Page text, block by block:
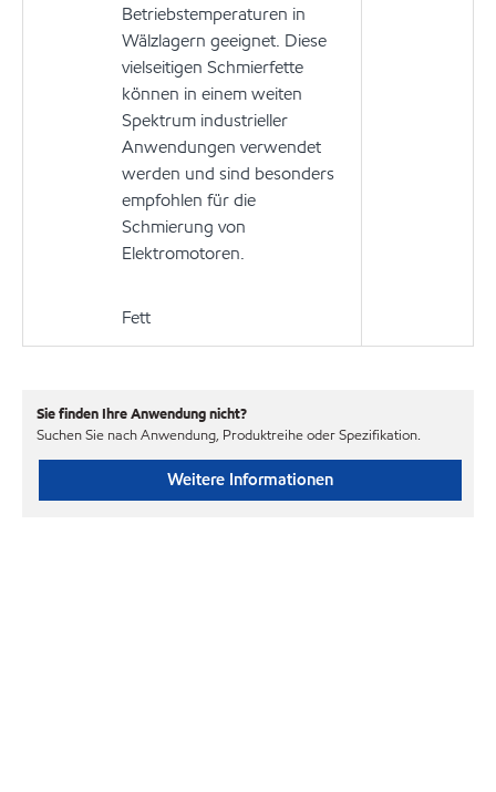
Betriebstemperaturen in
Wälzlagern geeignet. Diese
vielseitigen Schmierfette
können in einem weiten
Spektrum industrieller
Anwendungen verwendet
werden und sind besonders
empfohlen für die
Schmierung von
Elektromotoren.
Fett
Sie finden Ihre Anwendung nicht?
Suchen Sie nach Anwendung, Produktreihe oder Spezifikation.
Weitere Informationen